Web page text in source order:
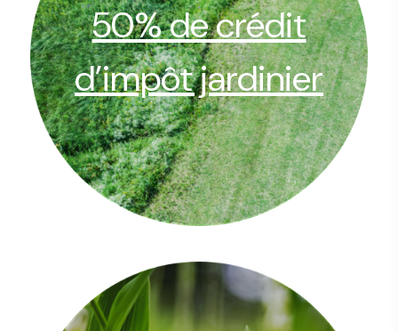
50% de crédit
d’impôt jardinier